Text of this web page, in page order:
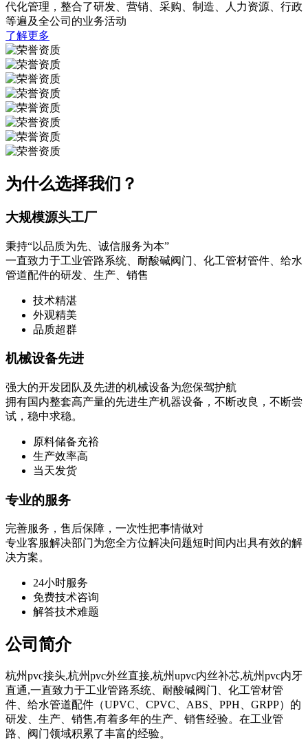
代化管理，整合了研发、营销、采购、制造、人力资源、行政
等遍及全公司的业务活动
了解更多
为什么选择我们？
大规模源头工厂
秉持“以品质为先、诚信服务为本”
一直致力于工业管路系统、耐酸碱阀门、化工管材管件、给水
管道配件的研发、生产、销售
技术精湛
外观精美
品质超群
机械设备先进
强大的开发团队及先进的机械设备为您保驾护航
拥有国内整套高产量的先进生产机器设备，不断改良，不断尝
试，稳中求稳。
原料储备充裕
生产效率高
当天发货
专业的服务
完善服务，售后保障，一次性把事情做对
专业客服解决部门为您全方位解决问题短时间内出具有效的解
决方案。
24小时服务
免费技术咨询
解答技术难题
公司简介
杭州pvc接头,杭州pvc外丝直接,杭州upvc内丝补芯,杭州pvc内牙
直通,一直致力于工业管路系统、耐酸碱阀门、化工管材管
件、给水管道配件（UPVC、CPVC、ABS、PPH、GRPP）的
研发、生产、销售,有着多年的生产、销售经验。在工业管
路、阀门领域积累了丰富的经验。